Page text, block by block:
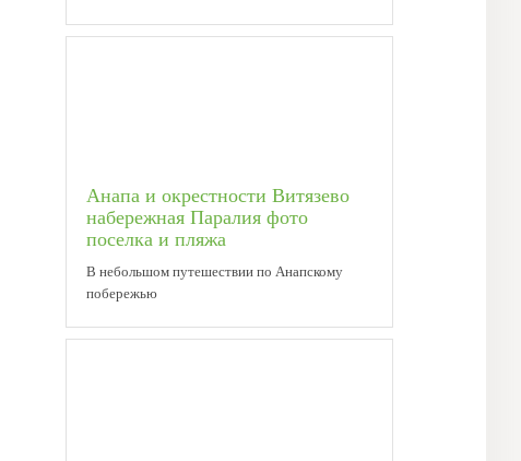
Анапа и окрестности Витязево
набережная Паралия фото
поселка и пляжа
В небольшом путешествии по Анапскому
побережью